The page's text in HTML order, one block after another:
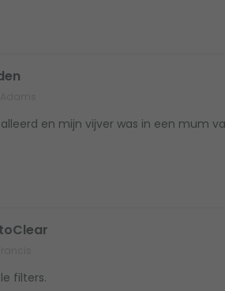
en mijn vijver was in een mum
filters.